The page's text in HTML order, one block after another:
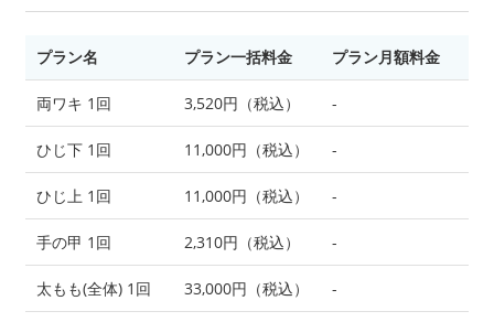
プラン名 プラン一括料金 プラン月額料金
両ワキ 1回 3,520円（税込） -
ひじ下 1回 11,000円（税込） -
ひじ上 1回 11,000円（税込） -
手の甲 1回 2,310円（税込） -
太もも(全体) 1回 33,000円（税込） -